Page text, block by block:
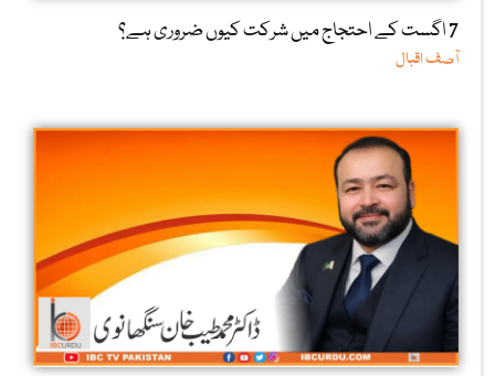
7 اگست کے احتجاج میں شرکت کیوں ضروری ہے؟
آصف اقبال